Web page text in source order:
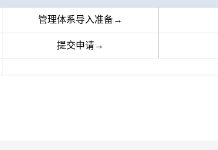
管理体系导入准备→
提交申请→